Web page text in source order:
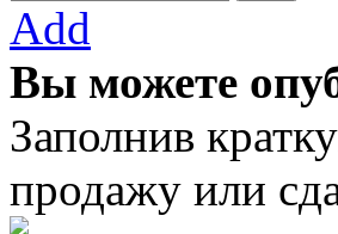
Add
Вы можете
Заполнив
продажу или